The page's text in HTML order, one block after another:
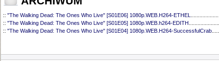
:: "The Walking Dead: The Ones Who Live" [S01E06] 1080p.WEB.H264-ETHEL
:: "The Walking Dead: The Ones Who Live" [S01E05] 1080p.WEB.h264-EDITH
:: "The Walking Dead: The Ones Who Live" [S01E04] 1080p.WEB.H264-SuccessfulCrab
::"The Walking Dead: The Ones Who Live" [S01E01] 1080p.WEB.H264-